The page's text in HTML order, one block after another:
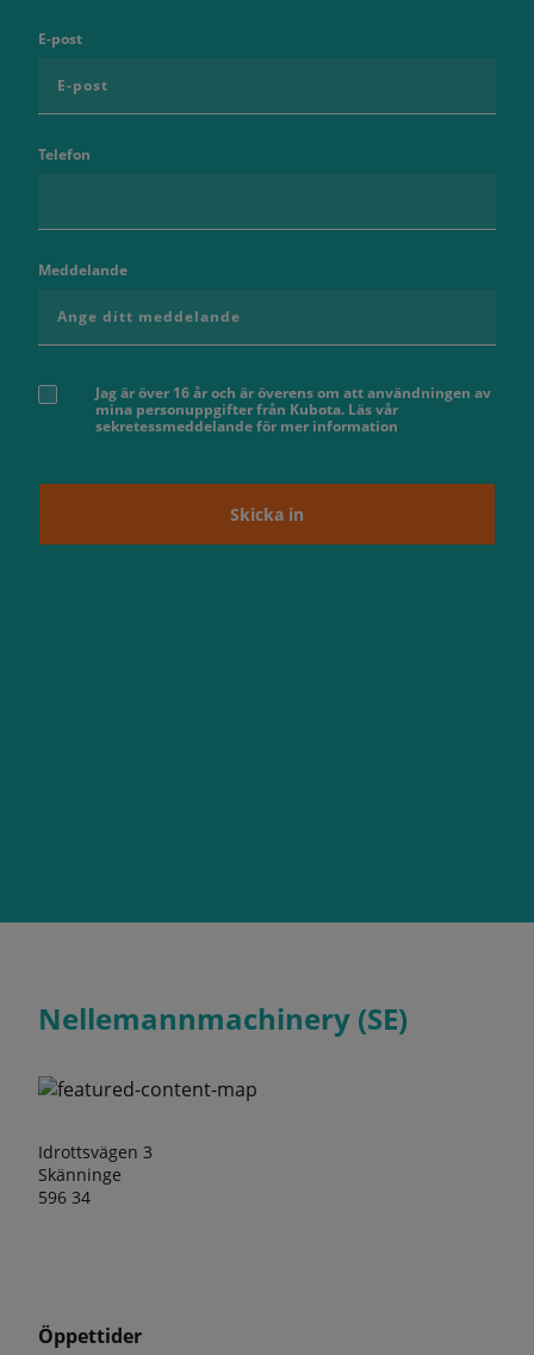
E-post
Telefon
Meddelande
Jag är över 16 år och är överens om att användningen av
mina personuppgifter från Kubota. Läs vår
sekretessmeddelande för mer information
Skicka in
Nellemannmachinery (SE)
Idrottsvägen 3
Skänninge
596 34
Öppettider